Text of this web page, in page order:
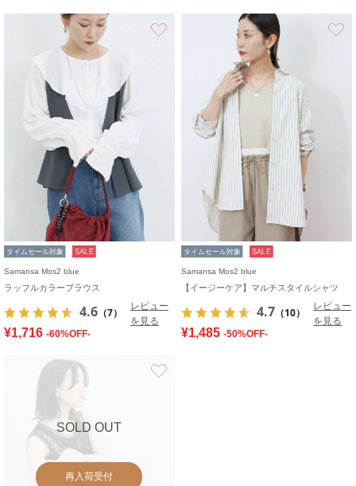
タイムセール対象 SALE
Samansa Mos2 blue
ラッフルカラーブラウス
4.6 （7）
レビュー
を見る
¥1,716 -60%OFF-
タイムセール対象 SALE
Samansa Mos2 blue
【イージーケア】マルチスタイルシャツ
4.7 （10）
レビュー
を見る
¥1,485 -50%OFF-
SOLD OUT
再入荷受付